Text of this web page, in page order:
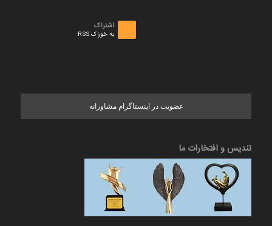
اشتراک
به خوراک RSS
عضویت در اینستاگرام مشاورانه
تندیس و افتخارات ما